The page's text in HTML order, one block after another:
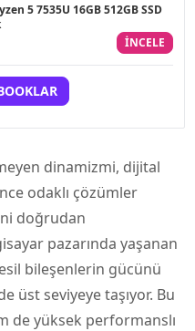
5 7535U 16GB 512GB SSD
INCELE
dinamizmi, dijital
odaklı çözümler
doğrudan
pazarında yaşanan
bileşenlerin gücünü
üst seviyeye taşıyor. Bu
de yüksek performanslı